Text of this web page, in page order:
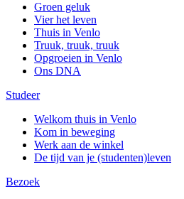
Groen geluk
Vier het leven
Thuis in Venlo
Truuk, truuk, truuk
Opgroeien in Venlo
Ons DNA
Studeer
Welkom thuis in Venlo
Kom in beweging
Werk aan de winkel
De tijd van je (studenten)leven
Bezoek